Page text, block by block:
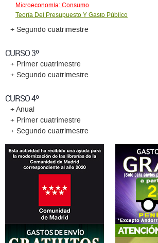
Microeconomía: Consumo
Teoría Del Presupuesto Y Gasto Público
+ Segundo cuatrimestre
CURSO 3º
+ Primer cuatrimestre
+ Segundo cuatrimestre
CURSO 4º
+ Anual
+ Primer cuatrimestre
+ Segundo cuatrimestre